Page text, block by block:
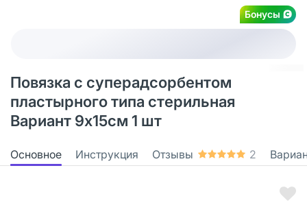
Бонусы
Повязка с суперадсорбентом
пластырного типа стерильная
Вариант 9х15см 1 шт
Основное Инструкция Отзывы 2